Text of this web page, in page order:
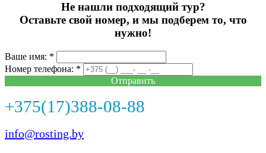
Не нашли подходящий тур?
Оставьте свой номер, и мы подберем то, что
нужно!
Ваше имя: *
Номер телефона: *
Отправить
+375(17)388-08-88
info@rosting.by